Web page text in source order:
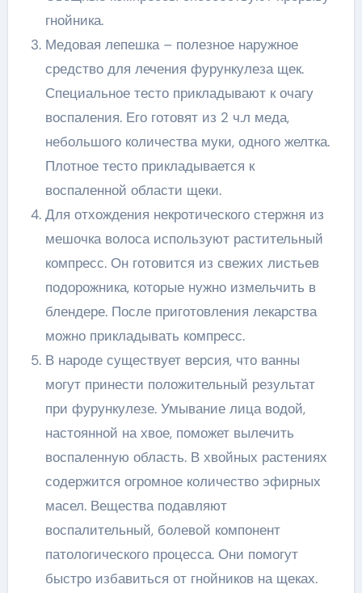
гнойника.
Медовая лепешка – полезное наружное
средство для лечения фурункулеза щек.
Специальное тесто прикладывают к очагу
воспаления. Его готовят из 2 ч.л меда,
небольшого количества муки, одного желтка.
Плотное тесто прикладывается к
воспаленной области щеки.
Для отхождения некротического стержня из
мешочка волоса используют растительный
компресс. Он готовится из свежих листьев
подорожника, которые нужно измельчить в
блендере. После приготовления лекарства
можно прикладывать компресс.
В народе существует версия, что ванны
могут принести положительный результат
при фурункулезе. Умывание лица водой,
настоянной на хвое, поможет вылечить
воспаленную область. В хвойных растениях
содержится огромное количество эфирных
масел. Вещества подавляют
воспалительный, болевой компонент
патологического процесса. Они помогут
быстро избавиться от гнойников на щеках.